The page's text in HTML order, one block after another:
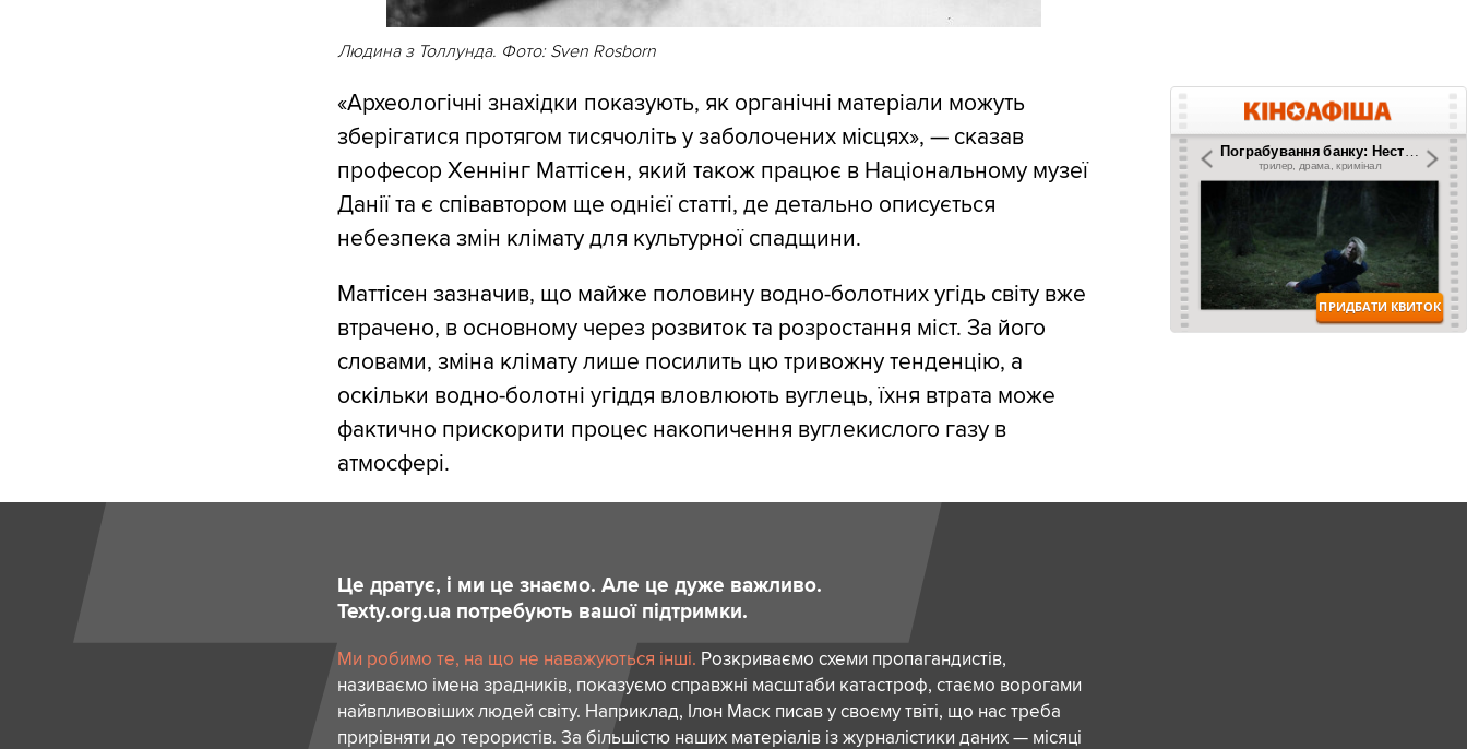
Людина з Толлунда. Фото: Sven Rosborn
«Археологічні знахідки показують, як органічні матеріали можуть
зберігатися протягом тисячоліть у заболочених місцях», — сказав
професор Хеннінг Маттісен, який також працює в Національному музеї
Данії та є співавтором ще однієї статті, де детально описується
небезпека змін клімату для культурної спадщини.
Маттісен зазначив, що майже половину водно-болотних угідь світу вже
втрачено, в основному через розвиток та розростання міст. За його
словами, зміна клімату лише посилить цю тривожну тенденцію, а
оскільки водно-болотні угіддя вловлюють вуглець, їхня втрата може
фактично прискорити процес накопичення вуглекислого газу в
атмосфері.
Це дратує, і ми це знаємо. Але це дуже важливо.
Texty.org.ua потребують вашої підтримки.
Ми робимо те, на що не наважуються інші. Розкриваємо схеми пропагандистів,
називаємо імена зрадників, показуємо справжні масштаби катастроф, стаємо ворогами
найвпливовіших людей світу. Наприклад, Ілон Маск писав у своєму твіті, що нас треба
прирівняти до терористів. За більшістю наших матеріалів із журналістики даних — місяці